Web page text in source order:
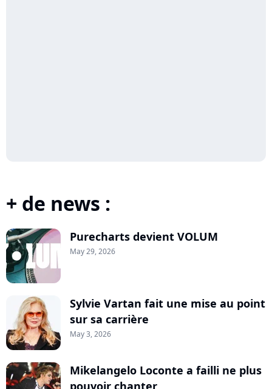
+ de news :
Purecharts devient VOLUM
May 29, 2026
Sylvie Vartan fait une mise au point
sur sa carrière
May 3, 2026
Mikelangelo Loconte a failli ne plus
pouvoir chanter